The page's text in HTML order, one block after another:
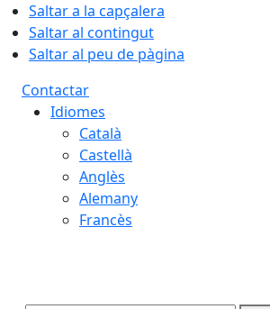
Saltar a la capçalera
Saltar al contingut
Saltar al peu de pàgina
Contactar
Idiomes
Català
Castellà
Anglès
Alemany
Francès